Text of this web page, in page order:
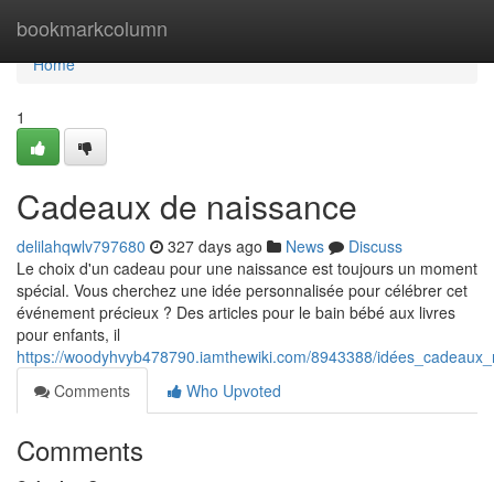
bookmarkcolumn
Home
Home
1
Cadeaux de naissance
delilahqwlv797680 327 days ago News
Discuss
Le choix d'un cadeau pour une naissance est toujours un moment
spécial. Vous cherchez une idée personnalisée pour célébrer cet
événement précieux ? Des articles pour le bain bébé aux livres
pour enfants, il
https://woodyhvyb478790.iamthewiki.com/8943388/
Comments
Who Upvoted
Comments